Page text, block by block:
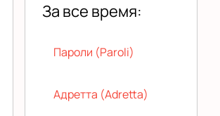
За все время:
Пароли (Paroli)
Адретта (Adretta)